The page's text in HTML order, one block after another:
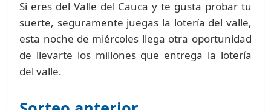
Si eres del Valle del Cauca y te gusta probar tu
suerte, seguramente juegas la lotería del valle,
esta noche de miércoles llega otra oportunidad
de llevarte los millones que entrega la lotería
del valle.